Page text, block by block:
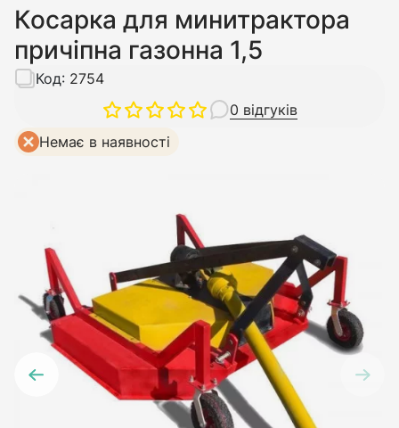
Косарка для минитрактора
причіпна газонна 1,5
0 відгуків
Код: 2754
Немає в наявності